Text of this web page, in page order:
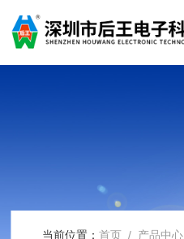
当前位置：首页 / 产品中心